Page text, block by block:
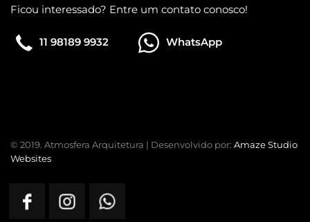
Ficou interessado? Entre um contato conosco!
11 98189 9932 WhatsApp
© 2019. Atmosfera Arquitetura | Desenvolvido por: Amaze Studio
Websites